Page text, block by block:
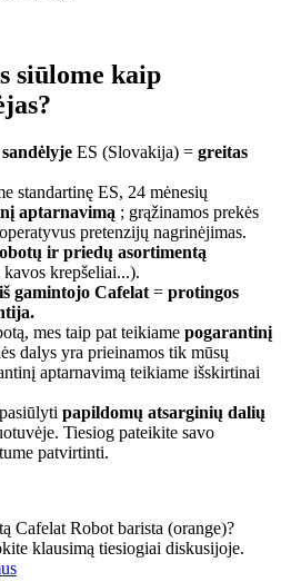
siūlome kaip
ES (Slovakija) = greitas
standartinę ES, 24 mėnesių
aptarnavimą ; grąžinamos prekės
pretenzijų nagrinėjimas.
ir priedų asortimentą
krepšeliai...).
gamintojo Cafelat = protingos
mes taip pat teikiame pogarantinį
dalys yra prieinamos tik mūsų
aptarnavimą teikiame išskirtinai
papildomų atsarginių dalių
Tiesiog pateikite savo
patvirtinti.
Cafelat Robot barista (orange)?
klausimą tiesiogiai diskusijoje.